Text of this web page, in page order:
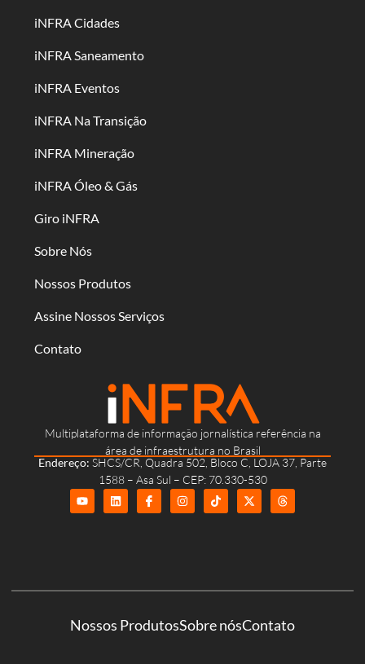
Multiplataforma de informação jornalística referência na
área de infraestrutura no Brasil
Endereço: SHCS/CR, Quadra 502, Bloco C, LOJA 37, Parte
1588 – Asa Sul – CEP: 70.330-530
iNFRA Cidades
iNFRA Saneamento
iNFRA Eventos
iNFRA Na Transição
iNFRA Mineração
iNFRA Óleo & Gás
Giro iNFRA
Sobre Nós
Nossos Produtos
Assine Nossos Serviços
Contato
Nossos ProdutosSobre nósContato